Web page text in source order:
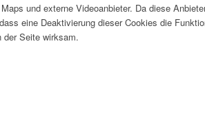
und externe Videoanbieter. Da diese
eine Deaktivierung dieser Cookies die
der Seite wirksam.